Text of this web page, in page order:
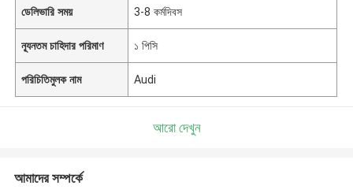
ডেলিভারি সময় 3-8 কর্মদিবস
ন্যূনতম চাহিদার পরিমাণ ১ পিসি
পরিচিতিমুলক নাম Audi
আরো দেখুন
আমাদের সম্পর্কে